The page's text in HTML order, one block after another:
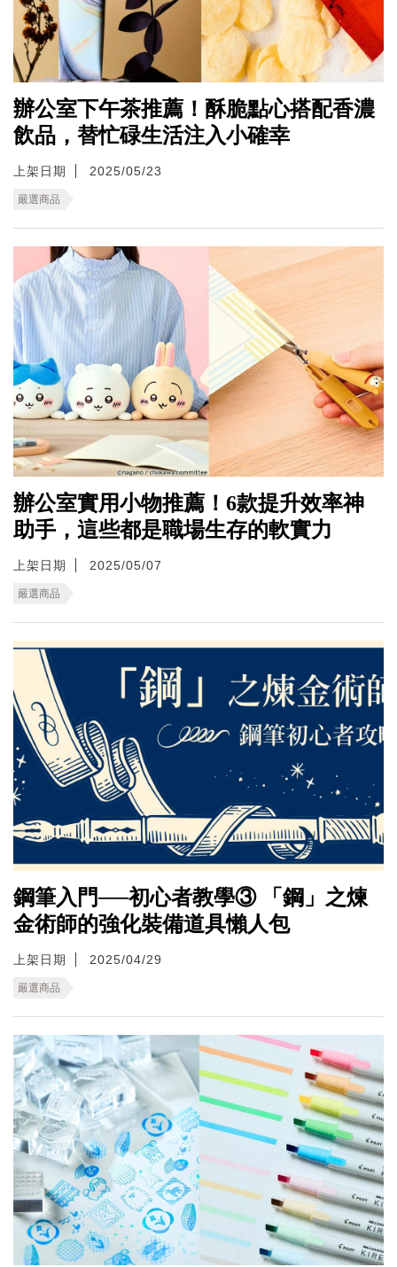
辦公室下午茶推薦！酥脆點心搭配香濃
飲品，替忙碌生活注入小確幸
上架日期 2025/05/23
嚴選商品
辦公室實用小物推薦！6款提升效率神
助手，這些都是職場生存的軟實力
上架日期 2025/05/07
嚴選商品
鋼筆入門──初心者教學③ 「鋼」之煉
金術師的強化裝備道具懶人包
上架日期 2025/04/29
嚴選商品